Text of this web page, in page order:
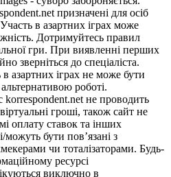
призначені для осіб
в азартних іграх може
Дотримуйтесь правил
гри. При виявленні перших
зверніться до спеціаліста.
азартних іграх не може бути
роботі.
korrespondent.net не проводить
гроші, також сайт не
оплату ставок та інших
можуть бути пов’язані з
чи тоталізаторами. Будь-
ресурсі
виключно в